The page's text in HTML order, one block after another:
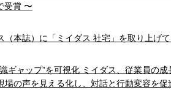
受賞 〜
（本誌）に「ミイダス 社宅」を取り上げて
ギャップ”を可視化 ミイダス、従業員の
の声を見える化し、対話と行動変容を促